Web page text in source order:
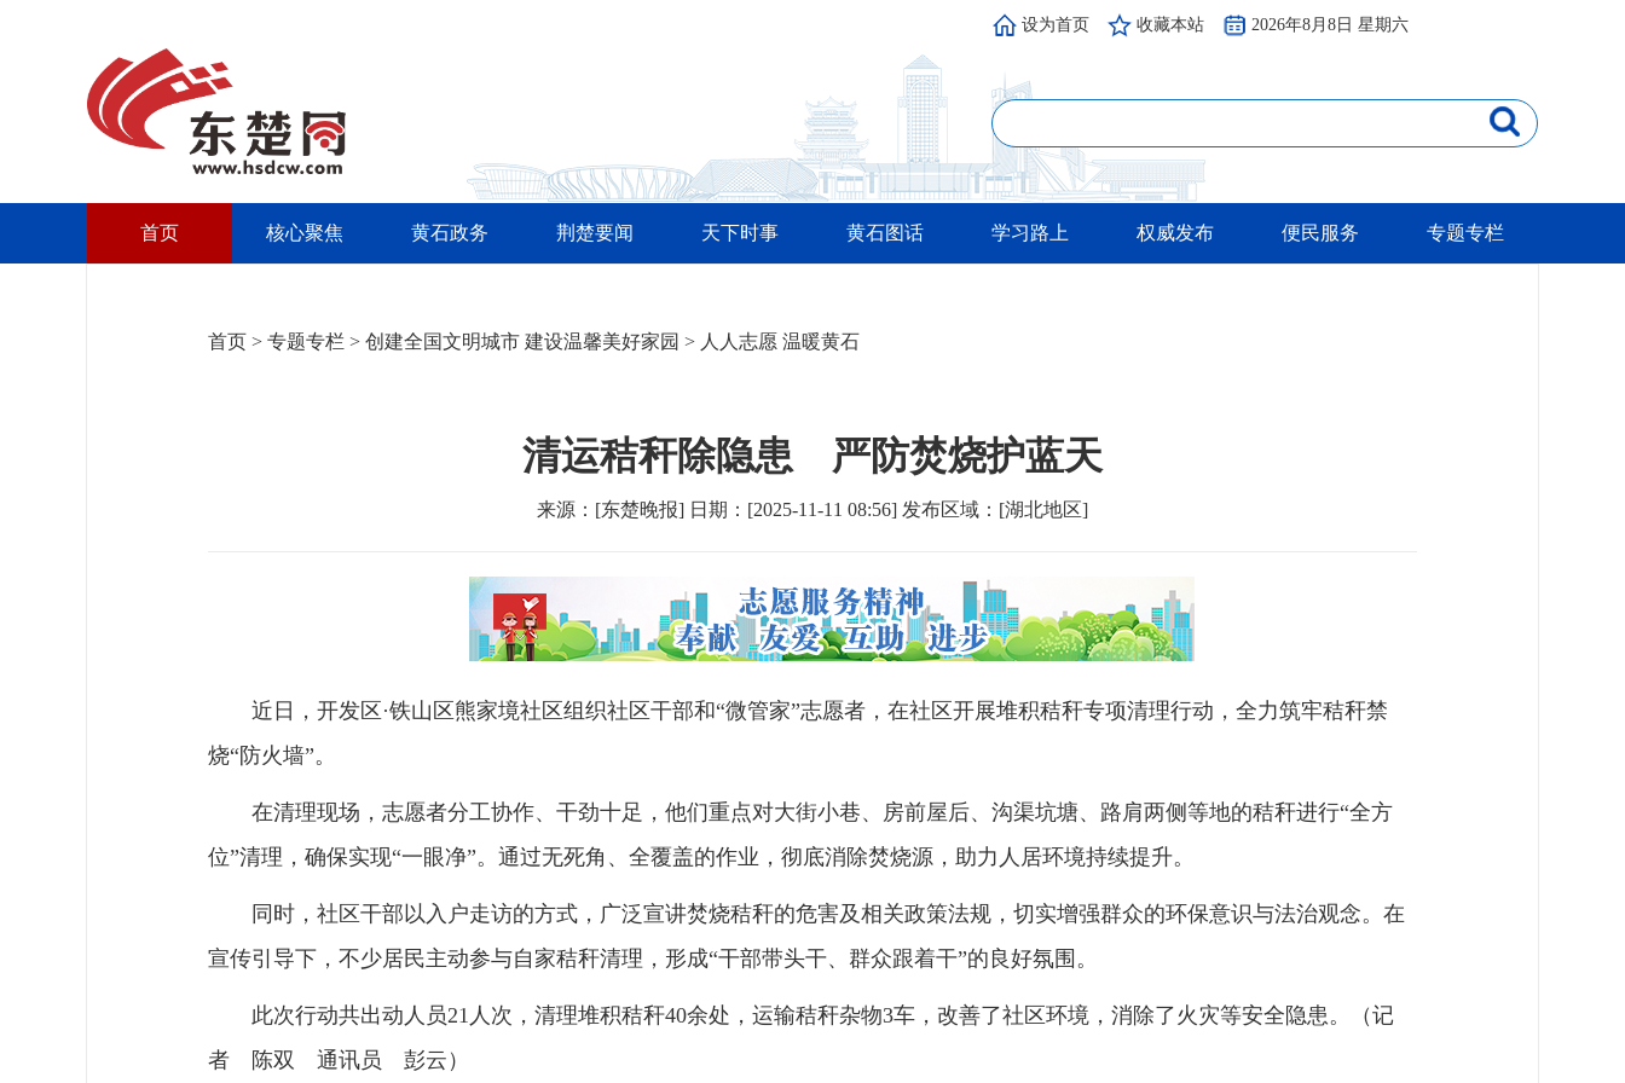
设为首页 收藏本站 2026年8月8日 星期六
首页 核心聚焦 黄石政务 荆楚要闻 天下时事 黄石图话 学习路上 权威发布 便民服务 专题专栏
首页 > 专题专栏 > 创建全国文明城市 建设温馨美好家园 > 人人志愿 温暖黄石
清运秸秆除隐患 严防焚烧护蓝天
来源：[东楚晚报] 日期：[2025-11-11 08:56] 发布区域：[湖北地区]
近日，开发区·铁山区熊家境社区组织社区干部和“微管家”志愿者，在社区开展堆积秸秆专项清理行动，全力筑牢秸秆禁
烧“防火墙”。
在清理现场，志愿者分工协作、干劲十足，他们重点对大街小巷、房前屋后、沟渠坑塘、路肩两侧等地的秸秆进行“全方
位”清理，确保实现“一眼净”。通过无死角、全覆盖的作业，彻底消除焚烧源，助力人居环境持续提升。
同时，社区干部以入户走访的方式，广泛宣讲焚烧秸秆的危害及相关政策法规，切实增强群众的环保意识与法治观念。在
宣传引导下，不少居民主动参与自家秸秆清理，形成“干部带头干、群众跟着干”的良好氛围。
此次行动共出动人员21人次，清理堆积秸秆40余处，运输秸秆杂物3车，改善了社区环境，消除了火灾等安全隐患。（记
者 陈双 通讯员 彭云）